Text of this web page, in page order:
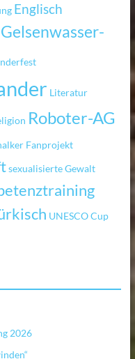
Englisch
Gelsenwasser-
Literatur
Roboter-AG
Fanprojekt
sexualisierte Gewalt
UNESCO Cup
2026